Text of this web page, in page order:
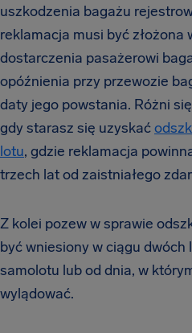
uszkodzenia bagażu
reklamacja musi być złożona
dostarczenia pasażerowi
opóźnienia przy przewozie
daty jego powstania. Różni
gdy starasz się uzyskać
lotu, gdzie reklamacja
trzech lat od zaistniałego
Z kolei pozew w sprawie
być wniesiony w ciągu
samolotu lub od dnia, w
wylądować.